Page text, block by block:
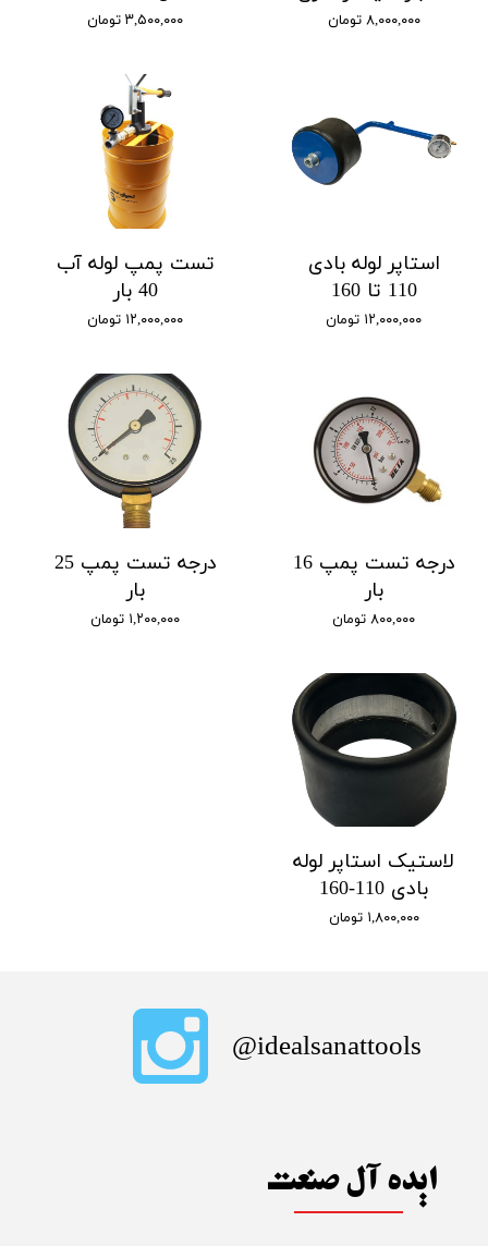
۸,۰۰۰,۰۰۰ تومان ۳,۵۰۰,۰۰۰ تومان
استاپر لوله بادی
110 تا 160
۱۲,۰۰۰,۰۰۰ تومان
تست پمپ لوله آب
40 بار
۱۲,۰۰۰,۰۰۰ تومان
درجه تست پمپ 16
بار
۸۰۰,۰۰۰ تومان
درجه تست پمپ 25
بار
۱,۲۰۰,۰۰۰ تومان
لاستیک استاپر لوله
بادی 110-160
۱,۸۰۰,۰۰۰ تومان
ایده آل صنعت
​idealsanattools@